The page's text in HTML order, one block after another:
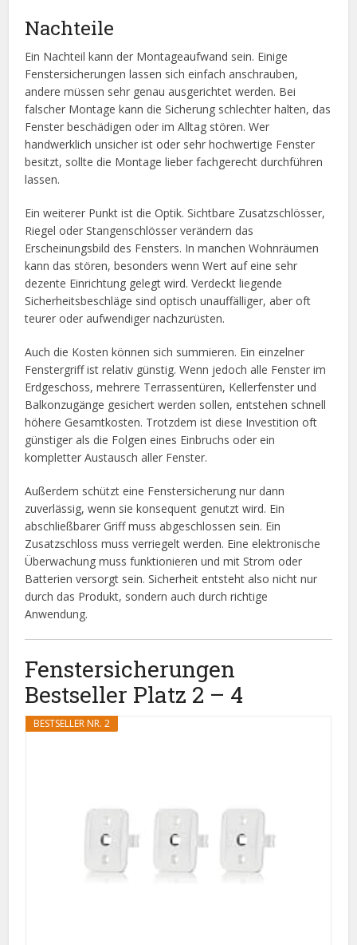
Nachteile
Ein Nachteil kann der Montageaufwand sein. Einige
Fenstersicherungen lassen sich einfach anschrauben,
andere müssen sehr genau ausgerichtet werden. Bei
falscher Montage kann die Sicherung schlechter halten, das
Fenster beschädigen oder im Alltag stören. Wer
handwerklich unsicher ist oder sehr hochwertige Fenster
besitzt, sollte die Montage lieber fachgerecht durchführen
lassen.
Ein weiterer Punkt ist die Optik. Sichtbare Zusatzschlösser,
Riegel oder Stangenschlösser verändern das
Erscheinungsbild des Fensters. In manchen Wohnräumen
kann das stören, besonders wenn Wert auf eine sehr
dezente Einrichtung gelegt wird. Verdeckt liegende
Sicherheitsbeschläge sind optisch unauffälliger, aber oft
teurer oder aufwendiger nachzurüsten.
Auch die Kosten können sich summieren. Ein einzelner
Fenstergriff ist relativ günstig. Wenn jedoch alle Fenster im
Erdgeschoss, mehrere Terrassentüren, Kellerfenster und
Balkonzugänge gesichert werden sollen, entstehen schnell
höhere Gesamtkosten. Trotzdem ist diese Investition oft
günstiger als die Folgen eines Einbruchs oder ein
kompletter Austausch aller Fenster.
Außerdem schützt eine Fenstersicherung nur dann
zuverlässig, wenn sie konsequent genutzt wird. Ein
abschließbarer Griff muss abgeschlossen sein. Ein
Zusatzschloss muss verriegelt werden. Eine elektronische
Überwachung muss funktionieren und mit Strom oder
Batterien versorgt sein. Sicherheit entsteht also nicht nur
durch das Produkt, sondern auch durch richtige
Anwendung.
Fenstersicherungen
Bestseller Platz 2 – 4
BESTSELLER NR. 2